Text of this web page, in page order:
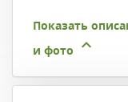
Показать
и фото